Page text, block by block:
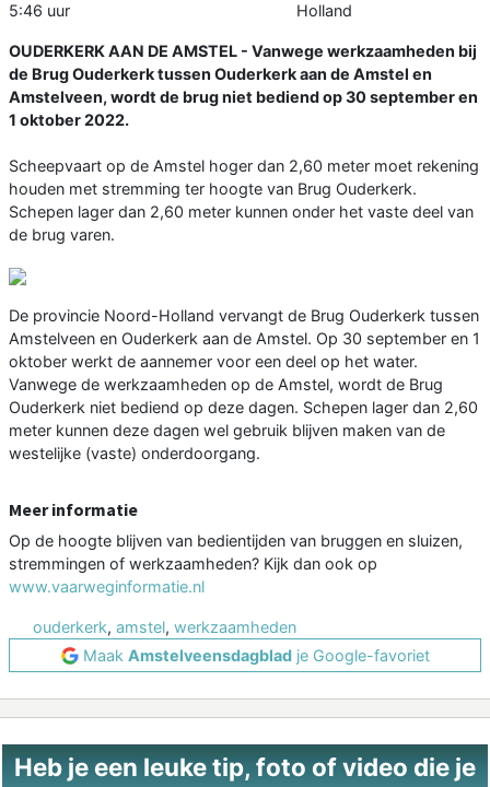
5:46 uur
Holland
OUDERKERK AAN DE AMSTEL - Vanwege werkzaamheden bij
de Brug Ouderkerk tussen Ouderkerk aan de Amstel en
Amstelveen, wordt de brug niet bediend op 30 september en
1 oktober 2022.
Scheepvaart op de Amstel hoger dan 2,60 meter moet rekening
houden met stremming ter hoogte van Brug Ouderkerk.
Schepen lager dan 2,60 meter kunnen onder het vaste deel van
de brug varen.
De provincie Noord-Holland vervangt de Brug Ouderkerk tussen
Amstelveen en Ouderkerk aan de Amstel. Op 30 september en 1
oktober werkt de aannemer voor een deel op het water.
Vanwege de werkzaamheden op de Amstel, wordt de Brug
Ouderkerk niet bediend op deze dagen. Schepen lager dan 2,60
meter kunnen deze dagen wel gebruik blijven maken van de
westelijke (vaste) onderdoorgang.
Meer informatie
Op de hoogte blijven van bedientijden van bruggen en sluizen,
stremmingen of werkzaamheden? Kijk dan ook op
www.vaarweginformatie.nl
ouderkerk, amstel, werkzaamheden
Maak Amstelveensdagbladje Google-favoriet
Heb je een leuke tip, foto of video die je